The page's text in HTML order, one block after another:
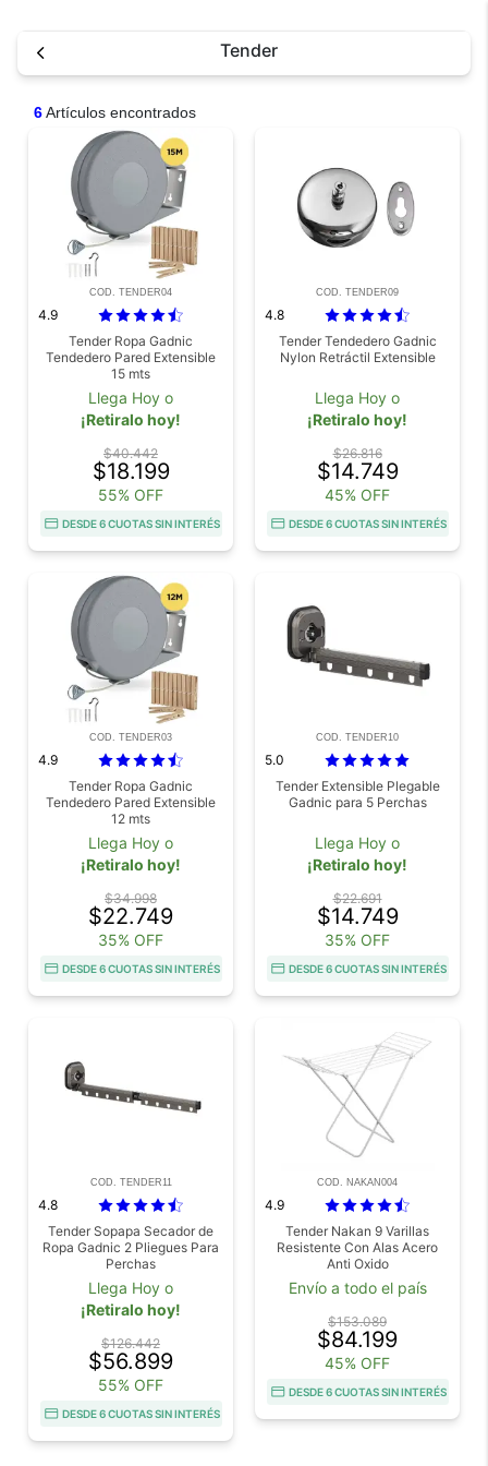
Tender
6Artículos encontrados
COD. TENDER04
4.9
Tender Ropa Gadnic
Tendedero Pared Extensible
15 mts
Llega Hoy o
¡Retiralo hoy!
$40.442
$18.199
55% OFF
DESDE 6 CUOTAS SIN INTERÉS
COD. TENDER09
4.8
Tender Tendedero Gadnic
Nylon Retráctil Extensible
Llega Hoy o
¡Retiralo hoy!
$26.816
$14.749
45% OFF
DESDE 6 CUOTAS SIN INTERÉS
COD. TENDER03
4.9
Tender Ropa Gadnic
Tendedero Pared Extensible
12 mts
Llega Hoy o
¡Retiralo hoy!
$34.998
$22.749
35% OFF
DESDE 6 CUOTAS SIN INTERÉS
COD. TENDER10
5.0
Tender Extensible Plegable
Gadnic para 5 Perchas
Llega Hoy o
¡Retiralo hoy!
$22.691
$14.749
35% OFF
DESDE 6 CUOTAS SIN INTERÉS
COD. TENDER11
4.8
Tender Sopapa Secador de
Ropa Gadnic 2 Pliegues Para
Perchas
Llega Hoy o
¡Retiralo hoy!
$126.442
$56.899
55% OFF
DESDE 6 CUOTAS SIN INTERÉS
COD. NAKAN004
4.9
Tender Nakan 9 Varillas
Resistente Con Alas Acero
Anti Oxido
Envío a todo el país
$153.089
$84.199
45% OFF
DESDE 6 CUOTAS SIN INTERÉS